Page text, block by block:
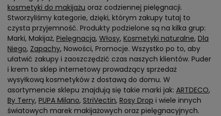
kosmetyki do makijażu oraz codziennej pielęgnacji.
Stworzyliśmy kategorie, dzięki, którym zakupy tutaj to
czysta przyjemność. Produkty podzielone są na kilka grup:
Marki, Makijaż, Pielęgnacja, Włosy, Kosmetyki naturalne, Dla
Niego, Zapachy, Nowości, Promocje. Wszystko po to, aby
ułatwić zakupy i zaoszczędzić czas naszych klientów. Puder
i krem to sklep internetowy prowadzący sprzedaż
wysyłkową kosmetyków z dostawą do domu. W
asortymencie sklepu znajdują się takie marki jak: ARTDECO,
By Terry, PUPA Milano, StriVectin, Rosy Drop i wiele innych
światowych marek makijażowych oraz pielęgnacyjnych.